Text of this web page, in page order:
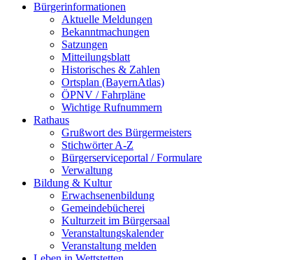
Bürgerinformationen
Aktuelle Meldungen
Bekanntmachungen
Satzungen
Mitteilungsblatt
Historisches & Zahlen
Ortsplan (BayernAtlas)
ÖPNV / Fahrpläne
Wichtige Rufnummern
Rathaus
Grußwort des Bürgermeisters
Stichwörter A-Z
Bürgerserviceportal / Formulare
Verwaltung
Bildung & Kultur
Erwachsenenbildung
Gemeindebücherei
Kulturzeit im Bürgersaal
Veranstaltungskalender
Veranstaltung melden